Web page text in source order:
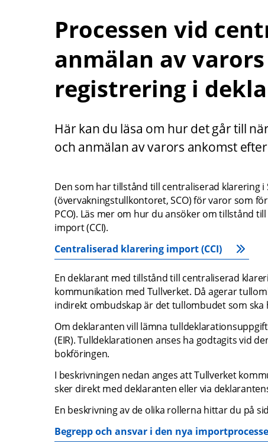
Processen vid
anmälan av
registrering i
Här kan du läsa om hur det går till
och anmälan av varors ankomst
Den som har tillstånd till centraliserad klarering
(övervakningstullkontoret, SCO) för varor som
PCO). Läs mer om hur du ansöker om tillstånd
import (CCI).
Centraliserad klarering import (CCI)
En deklarant med tillstånd till centraliserad
kommunikation med Tullverket. Då agerar
indirekt ombudskap är det tullombudet som
Om deklaranten vill lämna
(EIR). Tulldeklarationen anses ha godtagits vid
bokföringen.
I beskrivningen nedan anges att Tullverket
sker direkt med deklaranten eller via
En beskrivning av de olika rollerna hittar du på
Begrepp och ansvar i den nya